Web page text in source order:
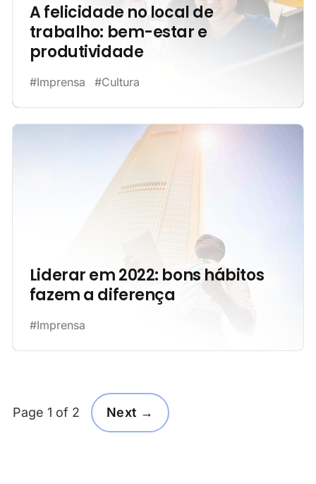
A felicidade no local de
trabalho: bem-estar e
produtividade
#Imprensa #Cultura
Liderar em 2022: bons hábitos
fazem a diferença
#Imprensa
Page 1 of 2 Next →